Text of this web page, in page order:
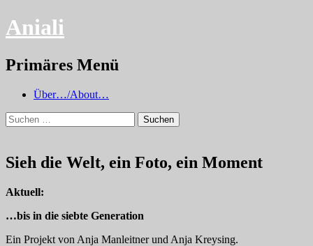
Aniali
Suchen
Primäres Menü
Zum
springen
Über…/About…
Suchen
nach:
Sieh die Welt, ein Foto, ein Moment
Aktuell:
…bis in die siebte Generation
Ein Projekt von Anja Manleitner und Anja Kreysing.